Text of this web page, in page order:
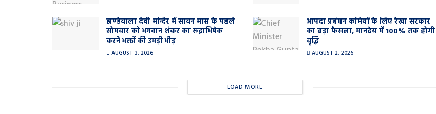
झण्डेवाला देवी मन्दिर में सावन मास के पहले
सोमवार को भगवान शंकर का रूद्राभिषेक
करने भक्तों की उमड़ी भीड़
AUGUST 3, 2026
आपदा प्रबंधन कर्मियों के लिए रेखा सरकार
का बड़ा फैसला, मानदेय में 100% तक होगी
वृद्धि
AUGUST 2, 2026
LOAD MORE